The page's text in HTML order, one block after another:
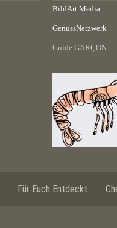
BildArt Media
GenussNetzwerk
Guide GARÇON
Für Euch Entdeckt